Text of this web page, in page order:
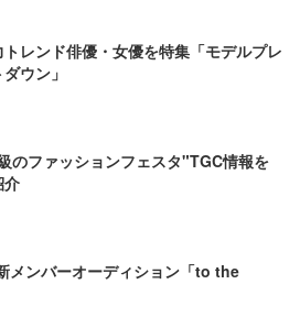
レンド俳優・女優を特集「モデルプレ
ウン」
のファッションフェスタ"TGC情報を
介
メンバーオーディション「to the